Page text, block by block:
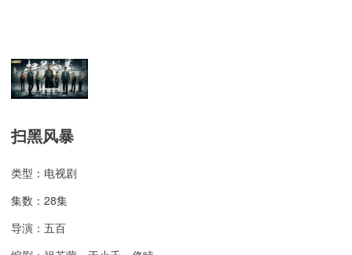
扫黑风暴
类型：电视剧
集数：28集
导演：五百